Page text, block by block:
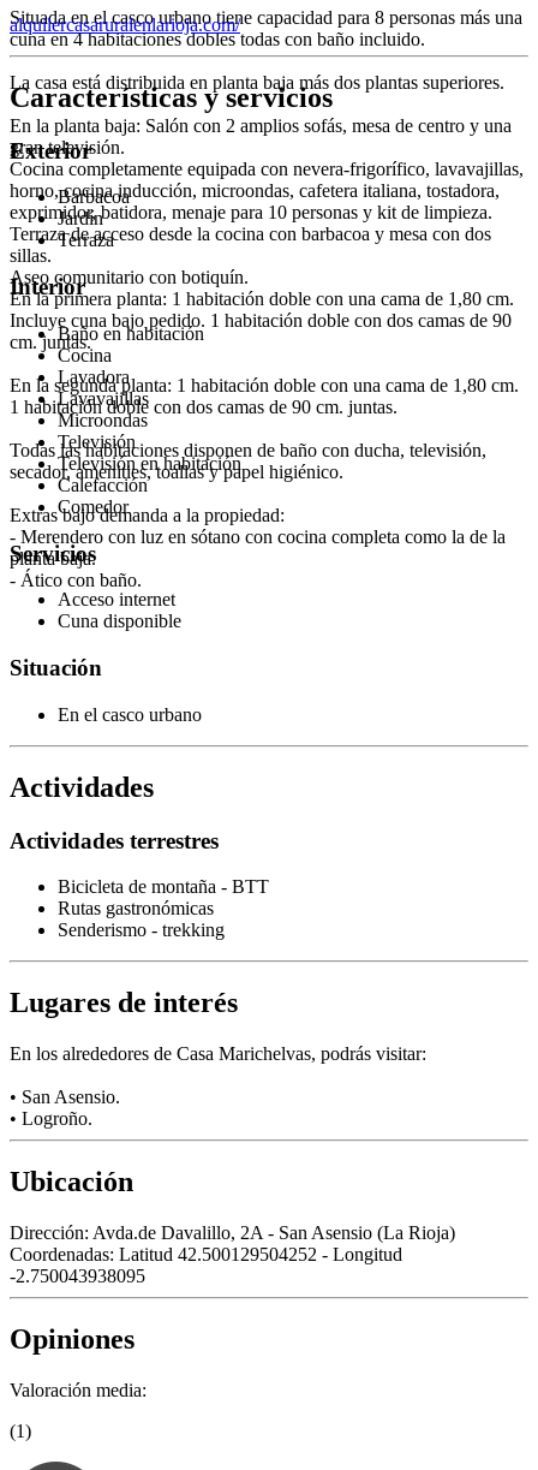
Situada en el casco urbano tiene capacidad para 8 personas más una
cuna en 4 habitaciones dobles todas con baño incluido.
La casa está distribuida en planta baja más dos plantas superiores.
En la planta baja: Salón con 2 amplios sofás, mesa de centro y una
gran televisión.
Cocina completamente equipada con nevera-frigorífico, lavavajillas,
horno, cocina inducción, microondas, cafetera italiana, tostadora,
exprimidor, batidora, menaje para 10 personas y kit de limpieza.
Terraza de acceso desde la cocina con barbacoa y mesa con dos
sillas.
Aseo comunitario con botiquín.
En la primera planta: 1 habitación doble con una cama de 1,80 cm.
Incluye cuna bajo pedido. 1 habitación doble con dos camas de 90
cm. juntas.
En la segunda planta: 1 habitación doble con una cama de 1,80 cm.
1 habitación doble con dos camas de 90 cm. juntas.
Todas las habitaciones disponen de baño con ducha, televisión,
secador, amenities, toallas y papel higiénico.
Extras bajo demanda a la propiedad:
- Merendero con luz en sótano con cocina completa como la de la
planta baja.
- Ático con baño.
alquilercasaruralenlarioja.com/
Características y servicios
Exterior
Barbacoa
Jardín
Terraza
Interior
Baño en habitación
Cocina
Lavadora
Lavavajillas
Microondas
Televisión
Televisión en habitación
Calefacción
Comedor
Servicios
Acceso internet
Cuna disponible
Situación
En el casco urbano
Actividades
Actividades terrestres
Bicicleta de montaña - BTT
Rutas gastronómicas
Senderismo - trekking
Lugares de interés
En los alrededores de Casa Marichelvas, podrás visitar:
• San Asensio.
• Logroño.
Ubicación
Dirección: Avda.de Davalillo, 2A - San Asensio (La Rioja)
Coordenadas: Latitud 42.500129504252 - Longitud
-2.750043938095
Opiniones
Valoración media:
(1)